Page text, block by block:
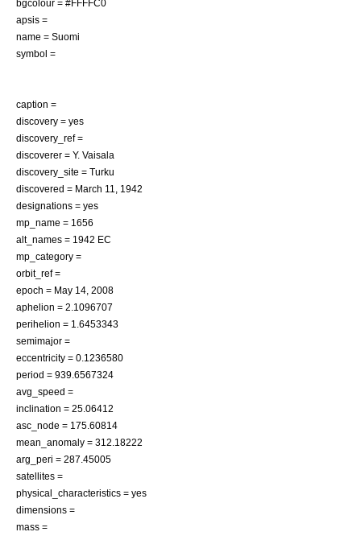
bgcolour = #FFFFC0
apsis =
name = Suomi
symbol =
caption =
discovery = yes
discovery_ref =
discoverer = Y. Vaisala
discovery_site = Turku
discovered = March 11
1942
designations = yes
mp_name = 1656
alt_names = 1942 EC
mp_category =
orbit_ref =
epoch = May 14 2008
aphelion = 2.1096707
perihelion = 1.6453343
semimajor =
eccentricity = 0.1236580
period = 939.6567324
avg_speed =
inclination = 25.06412
asc_node = 175.60814
mean_anomaly = 312.18222
arg_peri = 287.45005
satellites =
physical_characteristics = yes
dimensions =
mass =